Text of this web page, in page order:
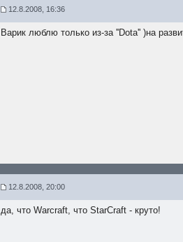
12.8.2008, 16:36
Варик люблю только из-за ''Dota'' )на
12.8.2008, 20:00
да, что Warcraft, что StarCraft - круто!